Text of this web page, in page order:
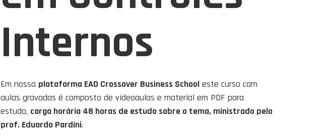
Internos
Em nossa plataforma EAD Crossover Business School este curso com
aulas gravadas é composto de vídeoaulas e material em PDF para
estudo, carga horária 48 horas de estudo sobre o tema, ministrado pelo
prof. Eduardo Pardini.